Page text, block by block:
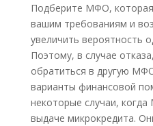
Подберите МФО,
вашим требованиям и
увеличить вероятность
Поэтому, в случае
обратиться в другую
варианты финансовой
некоторые случаи,
выдаче микрокредита.